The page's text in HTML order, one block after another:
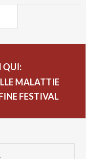
George
Fitzgerald,
per diverse
Belleville.
di classici
QUI:
MALATTIE
FESTIVAL